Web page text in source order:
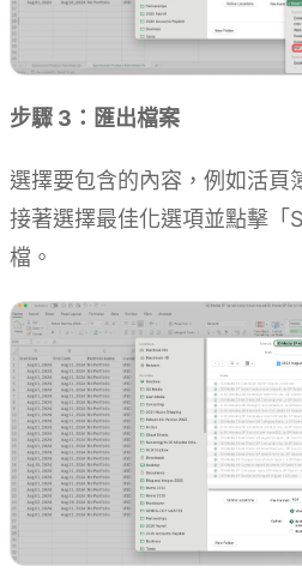
步驟 3：匯出檔案
選擇要包含的內容，例如活頁
接著選擇最佳化選項並點擊「
檔。